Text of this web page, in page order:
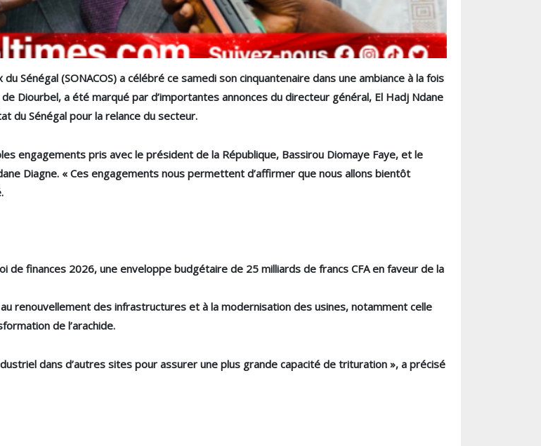
Sénégal (SONACOS) a célébré ce samedi son cinquantenaire dans une ambiance à la fois
Diourbel, a été marqué par d’importantes annonces du directeur général, El Hadj Ndane
du Sénégal pour la relance du secteur.
engagements pris avec le président de la République, Bassirou Diomaye Faye, et le
Diagne. « Ces engagements nous permettent d’affirmer que nous allons bientôt
de finances 2026, une enveloppe budgétaire de 25 milliards de francs CFA en faveur de la
renouvellement des infrastructures et à la modernisation des usines, notamment celle
de l’arachide.
dans d’autres sites pour assurer une plus grande capacité de trituration », a précisé